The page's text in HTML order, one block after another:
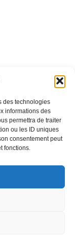
des technologies
informations des
permettra de traiter
ou les ID uniques
consentement peut
fonctions.
?